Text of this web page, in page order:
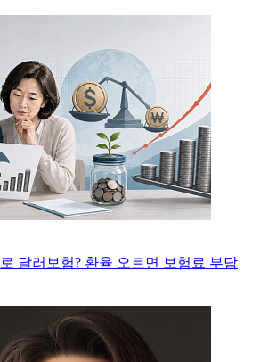
달러보험? 환율 오르면 보험료 부담